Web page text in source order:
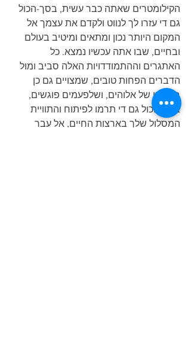
הקילומטרים שאתה כבר עשית, בסך-הכול
גם די עזרו לך לנווט ולקדם את עצמך אל
המקום היותר נכון ומתאים ומיטיב בעולם
ובחיים, שבו אתה עכשיו נמצא. כל
האתגרים וההתמודדויות האלה סביב ומול
הדברים הפחות טובים, שמצויים גם כן
בעולמו של אלוהים, ושלפעמים פוגשים,
בסך-הכול גם די תרמו לפיתוח והתוויית
המסלול שלך בארצות החיים, אל עבר